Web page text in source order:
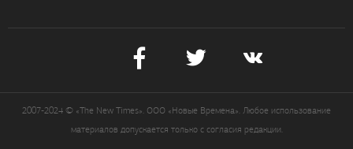
2007-2024 © «The New Times». ООО «Новые Времена». Любое использование
материалов допускается только с согласия редакции.